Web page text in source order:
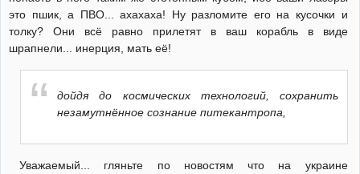
это пшик, а ПВО... ахахаха! Ну разломите его на кусочки и
толку? Они всё равно прилетят в ваш корабль в виде
шрапнели... инерция, мать её!
дойдя до космических технологий, сохранить
незамутнённое сознание питекантропа,
Уважаемый... гляньте по новостям что на украине